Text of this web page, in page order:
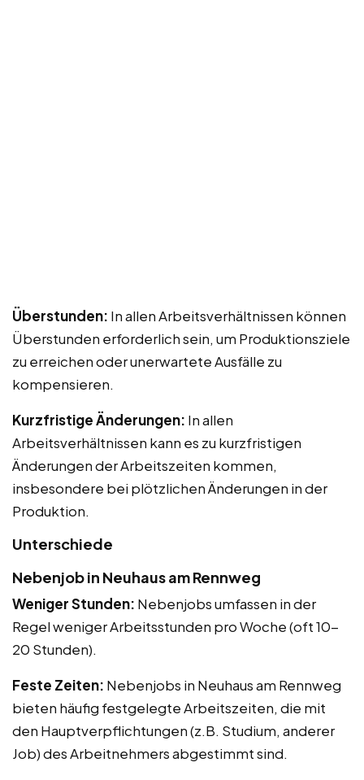
Überstunden: In allen Arbeitsverhältnissen können
Überstunden erforderlich sein, um Produktionsziele
zu erreichen oder unerwartete Ausfälle zu
kompensieren.
Kurzfristige Änderungen: In allen
Arbeitsverhältnissen kann es zu kurzfristigen
Änderungen der Arbeitszeiten kommen,
insbesondere bei plötzlichen Änderungen in der
Produktion.
Unterschiede
Nebenjob in Neuhaus am Rennweg
Weniger Stunden: Nebenjobs umfassen in der
Regel weniger Arbeitsstunden pro Woche (oft 10-
20 Stunden).
Feste Zeiten: Nebenjobs in Neuhaus am Rennweg
bieten häufig festgelegte Arbeitszeiten, die mit
den Hauptverpflichtungen (z.B. Studium, anderer
Job) des Arbeitnehmers abgestimmt sind.